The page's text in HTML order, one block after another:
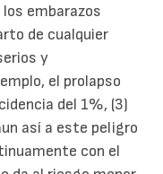
embarazos
de cualquier
y
el prolapso
del 1%, (3)
así a este peligro
con el